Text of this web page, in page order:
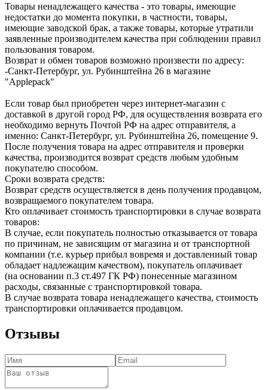
Товары ненадлежащего качества - это товары, имеющие
недостатки до момента покупки, в частности, товары,
имеющие заводской брак, а также товары, которые утратили
заявленные производителем качества при соблюдении правил
пользования товаром.
Возврат и обмен товаров возможно произвести по адресу:
-Санкт-Петербург, ул. Рубинштейна 26 в магазине
"Applepack"
Если товар был приобретен через интернет-магазин с
доставкой в другой город РФ, для осуществления возврата его
необходимо вернуть Почтой РФ на адрес отправителя, а
именно: Санкт-Петербург, ул. Рубинштейна 26, помещение 9.
После получения товара на адрес отправителя и проверки
качества, производится возврат средств любым удобным
покупателю способом.
Сроки возврата средств:
Возврат средств осуществляется в день получения продавцом,
возвращаемого покупателем товара.
Кто оплачивает стоимость транспортировки в случае возврата
товаров:
В случае, если покупатель полностью отказывается от товара
по причинам, не зависящим от магазина и от транспортной
компании (т.е. курьер прибыл вовремя и доставленный товар
обладает надлежащим качеством), покупатель оплачивает
(на основании п.3 ст.497 ГК РФ) понесенные магазином
расходы, связанные с транспортировкой товара.
В случае возврата товара ненадлежащего качества, стоимость
транспортировки оплачивается продавцом.
Отзывы